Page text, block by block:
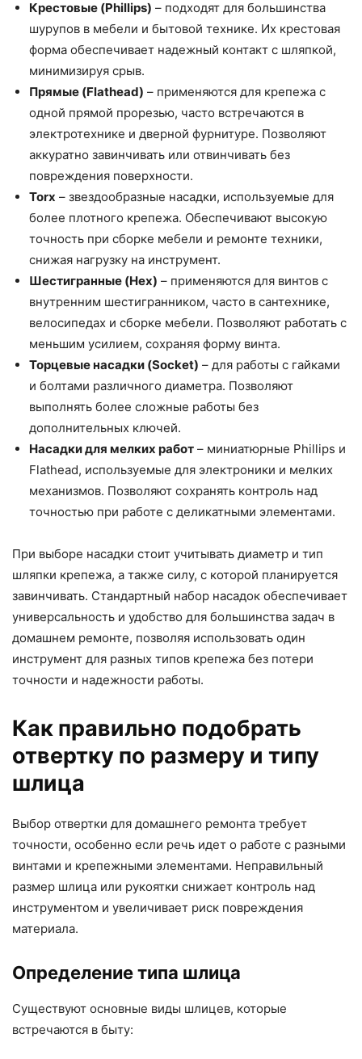
Крестовые (Phillips) – подходят для большинства
шурупов в мебели и бытовой технике. Их крестовая
форма обеспечивает надежный контакт с шляпкой,
минимизируя срыв.
Прямые (Flathead) – применяются для крепежа с
одной прямой прорезью, часто встречаются в
электротехнике и дверной фурнитуре. Позволяют
аккуратно завинчивать или отвинчивать без
повреждения поверхности.
Torx – звездообразные насадки, используемые для
более плотного крепежа. Обеспечивают высокую
точность при сборке мебели и ремонте техники,
снижая нагрузку на инструмент.
Шестигранные (Hex) – применяются для винтов с
внутренним шестигранником, часто в сантехнике,
велосипедах и сборке мебели. Позволяют работать с
меньшим усилием, сохраняя форму винта.
Торцевые насадки (Socket) – для работы с гайками
и болтами различного диаметра. Позволяют
выполнять более сложные работы без
дополнительных ключей.
Насадки для мелких работ – миниатюрные Phillips и
Flathead, используемые для электроники и мелких
механизмов. Позволяют сохранять контроль над
точностью при работе с деликатными элементами.
При выборе насадки стоит учитывать диаметр и тип
шляпки крепежа, а также силу, с которой планируется
завинчивать. Стандартный набор насадок обеспечивает
универсальность и удобство для большинства задач в
домашнем ремонте, позволяя использовать один
инструмент для разных типов крепежа без потери
точности и надежности работы.
Как правильно подобрать
отвертку по размеру и типу
шлица
Выбор отвертки для домашнего ремонта требует
точности, особенно если речь идет о работе с разными
винтами и крепежными элементами. Неправильный
размер шлица или рукоятки снижает контроль над
инструментом и увеличивает риск повреждения
материала.
Определение типа шлица
Существуют основные виды шлицев, которые
встречаются в быту: